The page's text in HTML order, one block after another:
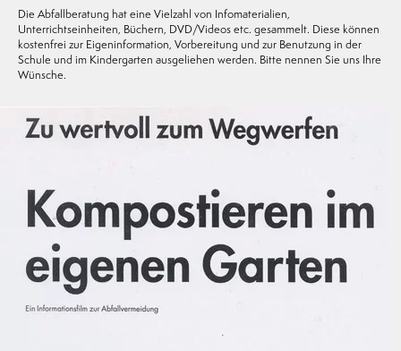
Die Abfallberatung hat eine Vielzahl von Infomaterialien,
Unterrichtseinheiten, Büchern, DVD/Videos etc. gesammelt. Diese können
kostenfrei zur Eigeninformation, Vorbereitung und zur Benutzung in der
Schule und im Kindergarten ausgeliehen werden. Bitte nennen Sie uns Ihre
Wünsche.